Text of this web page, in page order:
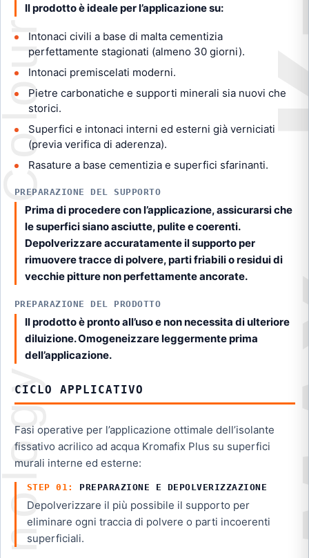
Il prodotto è ideale per l’applicazione su:
Intonaci civili a base di malta cementizia
perfettamente stagionati (almeno 30 giorni).
Intonaci premiscelati moderni.
Pietre carbonatiche e supporti minerali sia nuovi che
storici.
Superfici e intonaci interni ed esterni già verniciati
(previa verifica di aderenza).
Rasature a base cementizia e superfici sfarinanti.
PREPARAZIONE DEL SUPPORTO
Prima di procedere con l’applicazione, assicurarsi che
le superfici siano asciutte, pulite e coerenti.
Depolverizzare accuratamente il supporto per
rimuovere tracce di polvere, parti friabili o residui di
vecchie pitture non perfettamente ancorate.
PREPARAZIONE DEL PRODOTTO
Il prodotto è pronto all’uso e non necessita di ulteriore
diluizione. Omogeneizzare leggermente prima
dell’applicazione.
CICLO APPLICATIVO
Fasi operative per l’applicazione ottimale dell’isolante
fissativo acrilico ad acqua Kromafix Plus su superfici
murali interne ed esterne:
PREPARAZIONE E DEPOLVERIZZAZIONE
Depolverizzare il più possibile il supporto per
eliminare ogni traccia di polvere o parti incoerenti
superficiali.